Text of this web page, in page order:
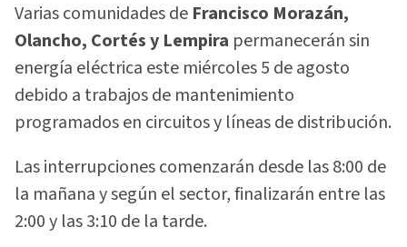
Varias comunidades de Francisco Morazán,
Olancho, Cortés y Lempira permanecerán sin
energía eléctrica este miércoles 5 de agosto
debido a trabajos de mantenimiento
programados en circuitos y líneas de distribución.
Las interrupciones comenzarán desde las 8:00 de
la mañana y según el sector, finalizarán entre las
2:00 y las 3:10 de la tarde.